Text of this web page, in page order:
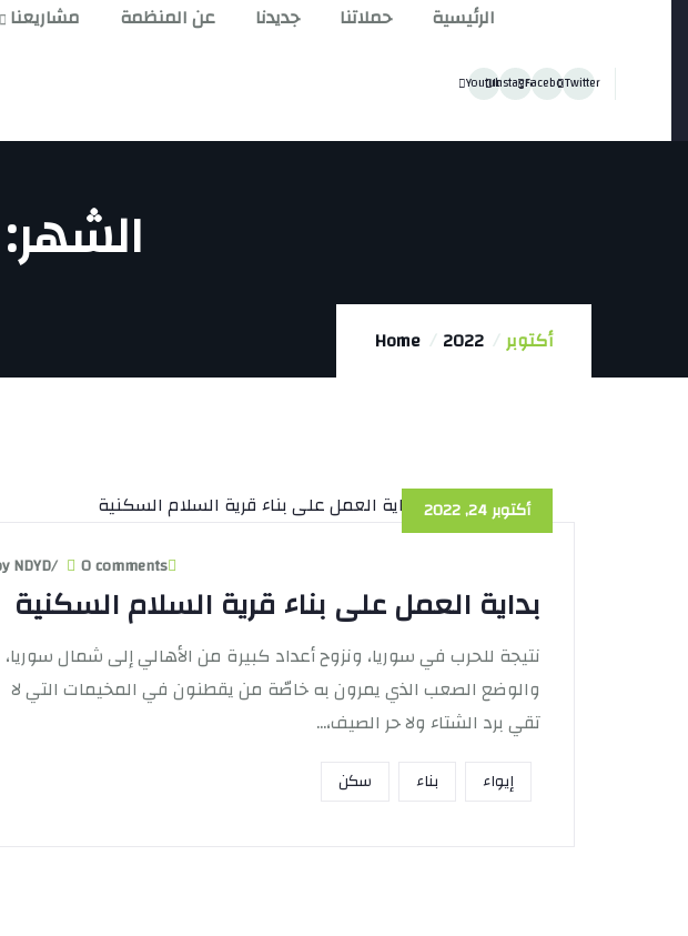
مشاريعنا عن المنظمة جديدنا حملاتنا الرئيسية
Twitter
Facebook
Instagram
Youtube
Home 2022 أكتوبر
أكتوبر 24, 2022
NDYD/ 0 comments
بداية العمل على بناء قرية السلام السكنية
نتيجة للحرب في سوريا، ونزوح أعداد كبيرة من الأهالي إلى شمال سوريا،
والوضع الصعب الذي يمرون به خاصّة من يقطنون في المخيمات التي لا
تقي برد الشتاء ولا حر الصيف،...
إيواء بناء سكن